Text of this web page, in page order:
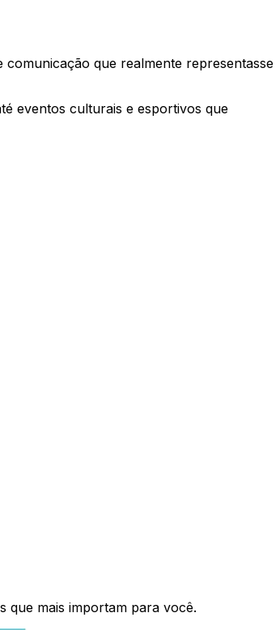
que realmente representasse
eventos culturais e esportivos que
que mais importam para você.